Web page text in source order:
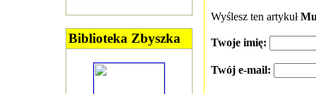
Biblioteka Zbyszka
Wyślesz ten artykuł
Twoje imię:
Twój e-mail: